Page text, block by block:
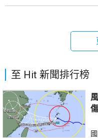
至 Hit 新聞排行榜